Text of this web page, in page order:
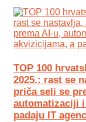
TOP 100
2025.: rast se
priča seli se
automatizaciji
padaju IT